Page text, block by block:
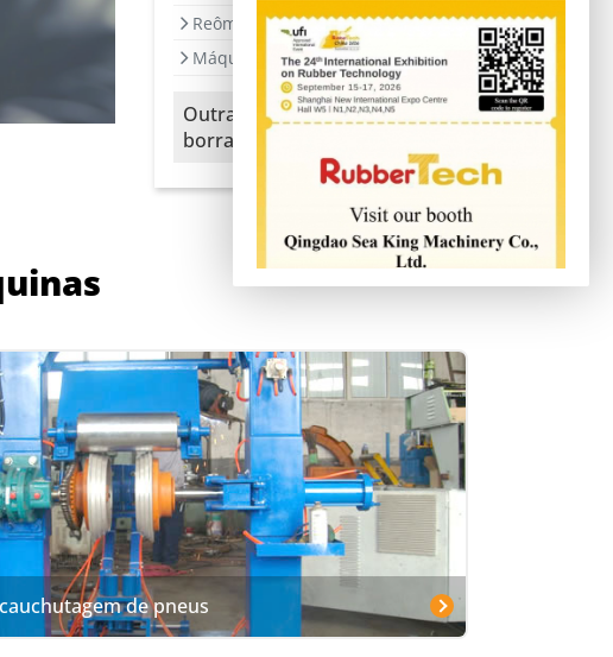
Reômetro sem rotor
Máquina de teste universal
Outras máquinas para
borracha
de pneus